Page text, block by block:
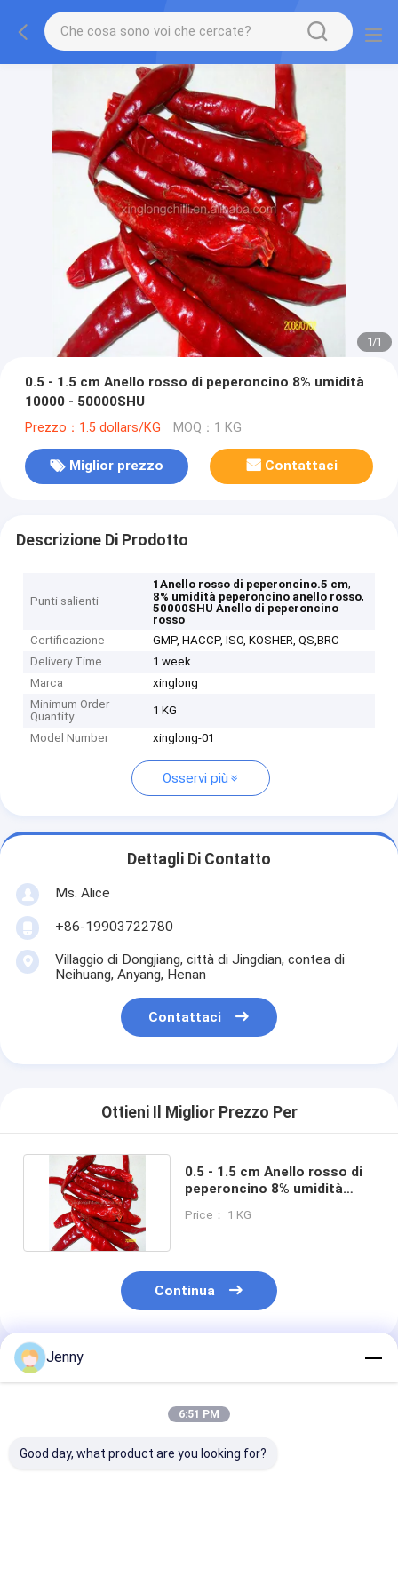
1/1
0.5 - 1.5 cm Anello rosso di peperoncino 8% umidità
10000 - 50000SHU
Prezzo：1.5 dollars/KG MOQ：1 KG
Miglior prezzo Contattaci
Descrizione Di Prodotto
Punti salienti
1Anello rosso di peperoncino.5 cm,
8% umidità peperoncino anello rosso,
50000SHU Anello di peperoncino
rosso
Certificazione
GMP, HACCP, ISO, KOSHER, QS,BRC
Delivery Time
1 week
Marca
xinglong
Minimum Order
Quantity
1 KG
Model Number xinglong-01
Osservi più
Dettagli Di Contatto
Ms. Alice
+86-19903722780
Villaggio di Dongjiang, città di Jingdian, contea di
Neihuang, Anyang, Henan
Contattaci
Ottieni Il Miglior Prezzo Per
0.5 - 1.5 cm Anello rosso di
peperoncino 8% umidità
Price： 1 KG
Continua
Prodotti Raccomandati
Jenny
6:51 PM
Good day, what product are you looking for?